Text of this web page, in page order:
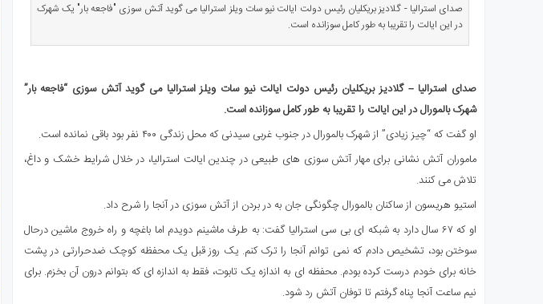
صدای استرالیا - گلادیز بریکلیان رئیس دولت ایالت نیو سات ویلز استرالیا می گوید آتش سوزی "فاجعه بار" یک شهرک
در این ایالت را تقریبا به طور کامل سوزانده است.
صدای استرالیا –گلادیز بریکلیان رئیس دولت ایالت نیو سات ویلز استرالیا می گوید آتش سوزی “فاجعه بار”
شهرک بالمورال در این ایالت را تقریبا به طور کامل سوزانده است.
او گفت که “چیز زیادی” از شهرک بالمورال در جنوب غربی سیدنی که محل زندگی ۴۰۰ نفر بود باقی نمانده است.
ماموران آتش نشانی برای مهار آتش سوزی های طبیعی در چندین ایالت استرالیا، در خلال شرایط خشک و داغ،
تلاش می کنند.
استیو هریسون از ساکنان بالمورال چگونگی جان به در بردن از آتش سوزی در آنجا را شرح داد.
او که ۶۷ سال دارد به شبکه ای بی سی استرالیا گفت: به طرف ماشینم دویدم اما باغچه و راه خروج ماشین درحال
سوختن بود، تشخیص دادم که نمی توانم آنجا را ترک کنم. یک روز قبل یک محفظه کوچک ضدحرارتی در پشت
خانه برای خودم درست کرده بودم. محفظه ای به اندازه یک تابوت، فقط به اندازه ای که بتوانم درون آن بخزم. برای
نیم ساعت آنجا پناه گرفتم تا توفان آتش رد شود.